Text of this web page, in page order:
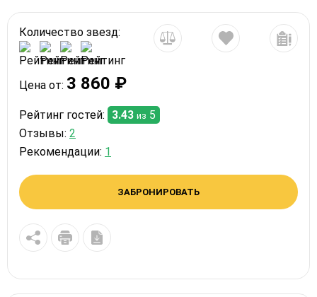
Количество звезд:
Цена от: 3 860 ₽
Рейтинг гостей: 3.43 из 5
Отзывы: 2
Рекомендации: 1
ЗАБРОНИРОВАТЬ